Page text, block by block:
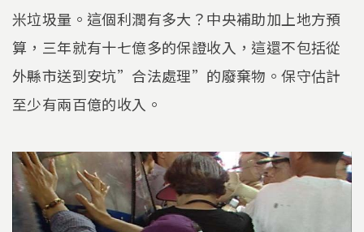
米垃圾量。這個利潤有多大？中央補助加上地方預
算，三年就有十七億多的保證收入，這還不包括從
外縣市送到安坑”合法處理”的廢棄物。保守估計
至少有兩百億的收入。